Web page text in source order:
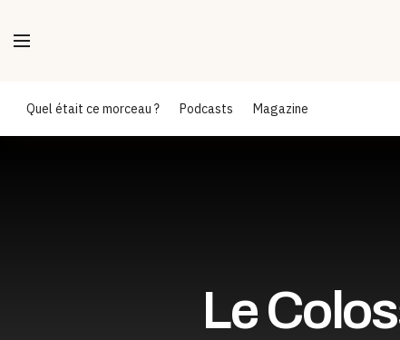
Quel était ce morceau ? Podcasts Magazine
Le